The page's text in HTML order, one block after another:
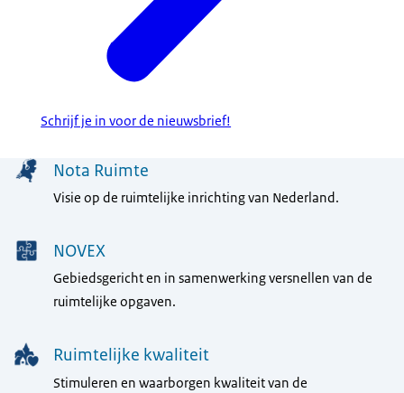
Schrijf je in voor de nieuwsbrief!
Menu Nota Ruimte
Visie op de ruimtelijke inrichting van Nederland.
NOVEX
Gebiedsgericht en in samenwerking versnellen van de
ruimtelijke opgaven.
Ruimtelijke kwaliteit
Stimuleren en waarborgen kwaliteit van de